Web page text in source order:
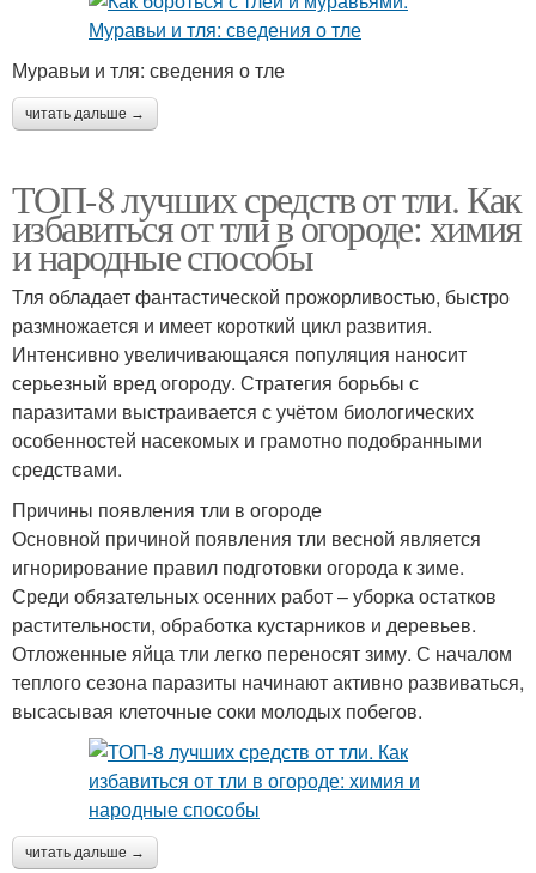
Муравьи и тля: сведения о тле
читать дальше →
ТОП-8 лучших средств от тли. Как
избавиться от тли в огороде: химия
и народные способы
Тля обладает фантастической прожорливостью, быстро
размножается и имеет короткий цикл развития.
Интенсивно увеличивающаяся популяция наносит
серьезный вред огороду. Стратегия борьбы с
паразитами выстраивается с учётом биологических
особенностей насекомых и грамотно подобранными
средствами.
Причины появления тли в огороде
Основной причиной появления тли весной является
игнорирование правил подготовки огорода к зиме.
Среди обязательных осенних работ – уборка остатков
растительности, обработка кустарников и деревьев.
Отложенные яйца тли легко переносят зиму. С началом
теплого сезона паразиты начинают активно развиваться,
высасывая клеточные соки молодых побегов.
читать дальше →